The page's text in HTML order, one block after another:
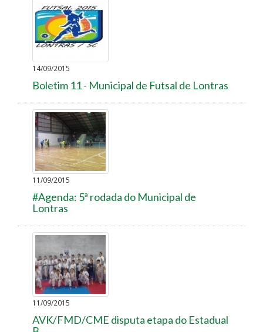
14/09/2015
Boletim 11 - Municipal de Futsal de Lontras
11/09/2015
#Agenda: 5ª rodada do Municipal de
Lontras
11/09/2015
AVK/FMD/CME disputa etapa do Estadual